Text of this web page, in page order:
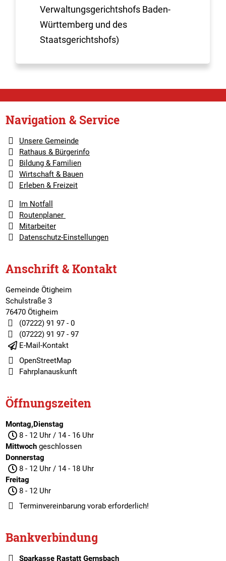
Verwaltungsgerichtshofs Baden-
Württemberg und des
Staatsgerichtshofs)
Navigation & Service
Unsere Gemeinde
Rathaus & Bürgerinfo
Bildung & Familien
Wirtschaft & Bauen
Erleben & Freizeit
Im Notfall
Routenplaner
Mitarbeiter
Datenschutz-Einstellungen
Anschrift & Kontakt
Gemeinde Ötigheim
Schulstraße 3
76470 Ötigheim
(07222) 91 97 - 0
(07222) 91 97 - 97
E-Mail-Kontakt
OpenStreetMap
Fahrplanauskunft
Öffnungszeiten
Montag,Dienstag
8 - 12 Uhr / 14 - 16 Uhr
Mittwochgeschlossen
Donnerstag
8 - 12 Uhr / 14 - 18 Uhr
Freitag
8 - 12 Uhr
Terminvereinbarungvorab erforderlich!
Bankverbindung
Sparkasse Rastatt Gernsbach